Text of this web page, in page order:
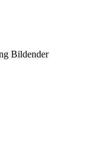
Bildender